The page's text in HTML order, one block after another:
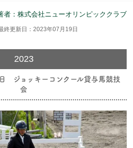
者：株式会社ニューオリンピッククラブ
終更新日：2023年07月19日
2023
ジョッキーコンクール貸与馬競技
会